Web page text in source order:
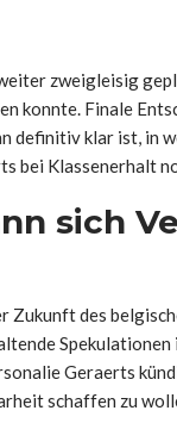
zweigleisig
konnte. Finale
definitiv klar ist, in
bei Klassenerhalt
sich
Zukunft des
Spekulationen
Geraerts
schaffen zu